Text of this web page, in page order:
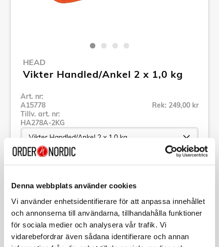
Denna webbplats använder cookies
Vi använder enhetsidentifierare för att anpassa innehållet
och annonserna till användarna, tillhandahålla funktioner
för sociala medier och analysera vår trafik. Vi
vidarebefordrar även sådana identifierare och annan
HEAD
Vikter Handled/Ankel 2 x 1,0 kg
Art. nr:
A15778
Tillv. art. nr:
HA278A-2KG
Rek: 249,00 kr
Specifikation
Beskrivning